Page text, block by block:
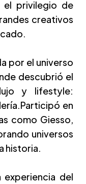
el privilegio de
creativos
por el universo
descubrió el
y lifestyle:
en
como Giesso,
universos
historia.
del